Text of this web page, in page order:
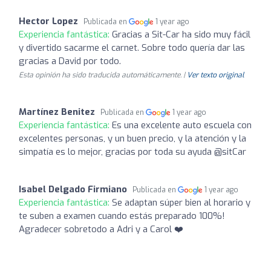
Hector Lopez Publicada en 1 year ago
Experiencia fantástica: Gracias a Sit-Car ha sido muy fácil
y divertido sacarme el carnet. Sobre todo quería dar las
gracias a David por todo.
Esta opinión ha sido traducida automáticamente. | Ver texto original
Martínez Benitez Publicada en 1 year ago
Experiencia fantástica: Es una excelente auto escuela con
excelentes personas, y un buen precio, y la atención y la
simpatía es lo mejor, gracias por toda su ayuda @sitCar
Isabel Delgado Firmiano Publicada en 1 year ago
Experiencia fantástica: Se adaptan súper bien al horario y
te suben a examen cuando estás preparado 100%!
Agradecer sobretodo a Adri y a Carol ❤️